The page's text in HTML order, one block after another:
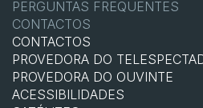
PERGUNTAS FREQUENTES
CONTACTOS
CONTACTOS
PROVEDORA DO
PROVEDORA DO OUVINTE
ACESSIBILIDADES